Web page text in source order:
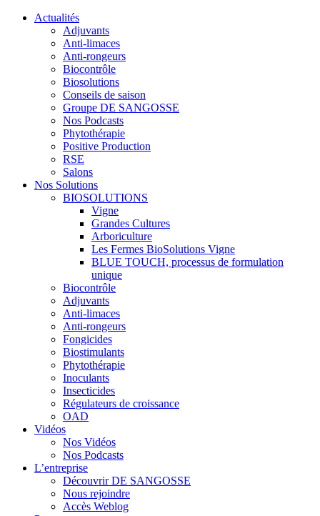
Actualités
Adjuvants
Anti-limaces
Anti-rongeurs
Biocontrôle
Biosolutions
Conseils de saison
Groupe DE SANGOSSE
Nos Podcasts
Phytothérapie
Positive Production
RSE
Salons
Nos Solutions
BIOSOLUTIONS
Vigne
Grandes Cultures
Arboriculture
Les Fermes BioSolutions Vigne
BLUE TOUCH, processus de formulation
unique
Biocontrôle
Adjuvants
Anti-limaces
Anti-rongeurs
Fongicides
Biostimulants
Phytothérapie
Inoculants
Insecticides
Régulateurs de croissance
OAD
Vidéos
Nos Vidéos
Nos Podcasts
L’entreprise
Découvrir DE SANGOSSE
Nous rejoindre
Accès Weblog